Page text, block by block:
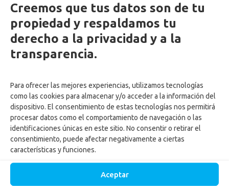
Creemos que tus datos son de tu
propiedad y respaldamos tu
derecho a la privacidad y a la
transparencia.
Para ofrecer las mejores experiencias, utilizamos tecnologías
como las cookies para almacenar y/o acceder a la información del
dispositivo. El consentimiento de estas tecnologías nos permitirá
procesar datos como el comportamiento de navegación o las
identificaciones únicas en este sitio. No consentir o retirar el
consentimiento, puede afectar negativamente a ciertas
características y funciones.
Aceptar
pqrsf@confa.co
Caldas – Colombia
Enlaces Externos Personas
PQRSF: tu opinión es importante